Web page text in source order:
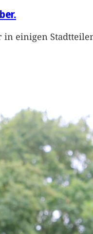
in einigen